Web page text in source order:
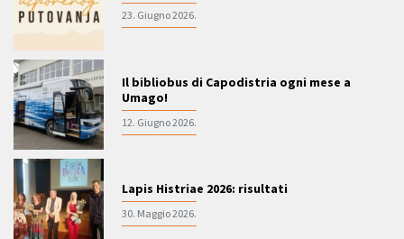
23. Giugno 2026.
Il bibliobus di Capodistria ogni mese a
Umago!
12. Giugno 2026.
Lapis Histriae 2026: risultati
30. Maggio 2026.